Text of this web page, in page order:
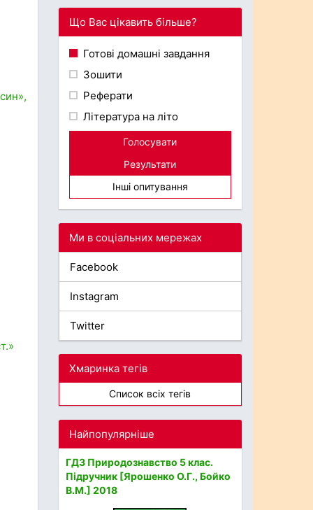
Що Вас цікавить більше?
Готові домашні завдання
Зошити
Реферати
Література на літо
Голосувати
Результати
Інші опитування
Ми в соціальних мережах
Facebook
Instagram
Twitter
Хмаринка тегів
Список всіх тегів
Найпопулярніше
ГДЗ Природознавство 5 клас.
Підручник [Ярошенко О.Г., Бойко
В.М.] 2018